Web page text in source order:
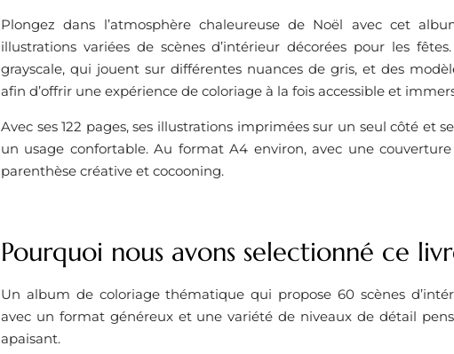
Plongez dans l’atmosphère chaleureuse de Noël avec cet
illustrations variées de scènes d’intérieur décorées pour les
grayscale, qui jouent sur différentes nuances de gris, et des
afin d’offrir une expérience de coloriage à la fois accessible et
Avec ses 122 pages, ses illustrations imprimées sur un seul côté et
un usage confortable. Au format A4 environ, avec une
parenthèse créative et cocooning.
Pourquoi nous avons selectionné ce
Un album de coloriage thématique qui propose 60 scènes
avec un format généreux et une variété de niveaux de détail
apaisant.